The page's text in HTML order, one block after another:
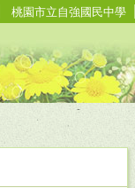
桃園市立自強國民中學